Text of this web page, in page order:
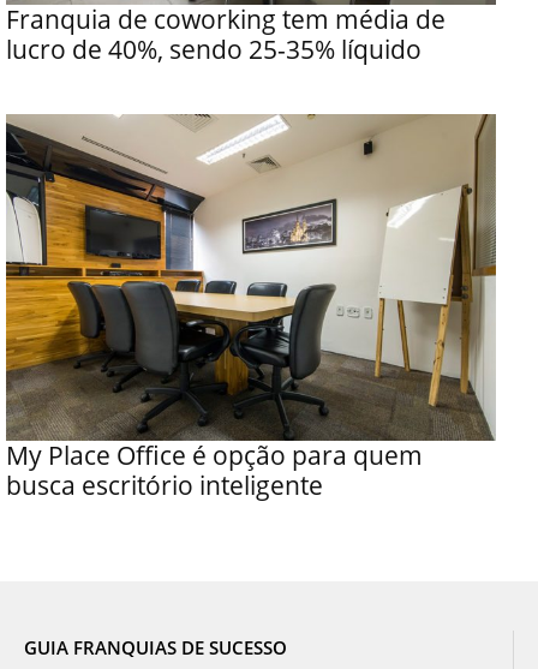
Franquia de coworking tem média de
lucro de 40%, sendo 25-35% líquido
My Place Office é opção para quem
busca escritório inteligente
GUIA FRANQUIAS DE SUCESSO